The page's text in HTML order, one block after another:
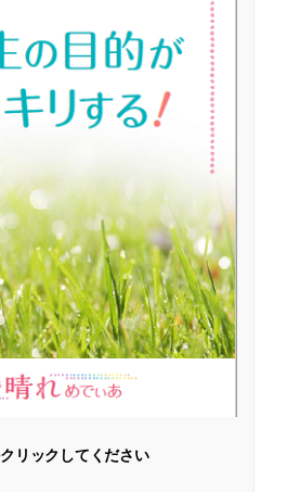
リックしてください